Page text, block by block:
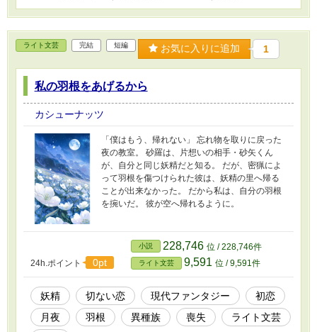
ライト文芸 完結 短編 お気に入りに追加 1
私の羽根をあげるから
カシューナッツ
「僕はもう、帰れない」 忘れ物を取りに戻った
夜の教室。 砂羅は、片想いの相手・砂矢くん
が、自分と同じ妖精だと知る。 だが、密猟によ
って羽根を傷つけられた彼は、妖精の里へ帰る
ことが出来なかった。 だから私は、自分の羽根
を捥いだ。 彼が空へ帰れるように。
24h.ポイント 0pt
小説 228,746 位 / 228,746件
ライト文芸 9,591 位 / 9,591件
妖精 切ない恋 現代ファンタジー
初恋
月夜
羽根 異種族 喪失 ライト文芸